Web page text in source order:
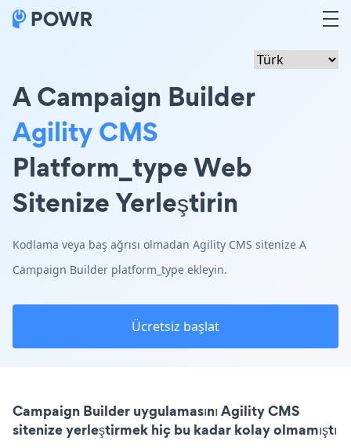
A Campaign Builder
Agility CMS
Platform_type Web
Sitenize Yerleştirin
Kodlama veya baş ağrısı olmadan Agility CMS sitenize A
Campaign Builder platform_type ekleyin.
Ücretsiz başlat
Campaign Builder uygulamasını Agility CMS
sitenize yerleştirmek hiç bu kadar kolay olmamıştı